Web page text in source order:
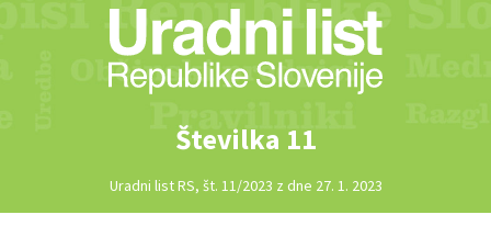
Številka 11
Uradni list RS, št. 11/2023 z dne 27. 1. 2023